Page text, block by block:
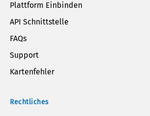
Plattform Einbinden
API Schnittstelle
FAQs
Support
Kartenfehler
Rechtliches